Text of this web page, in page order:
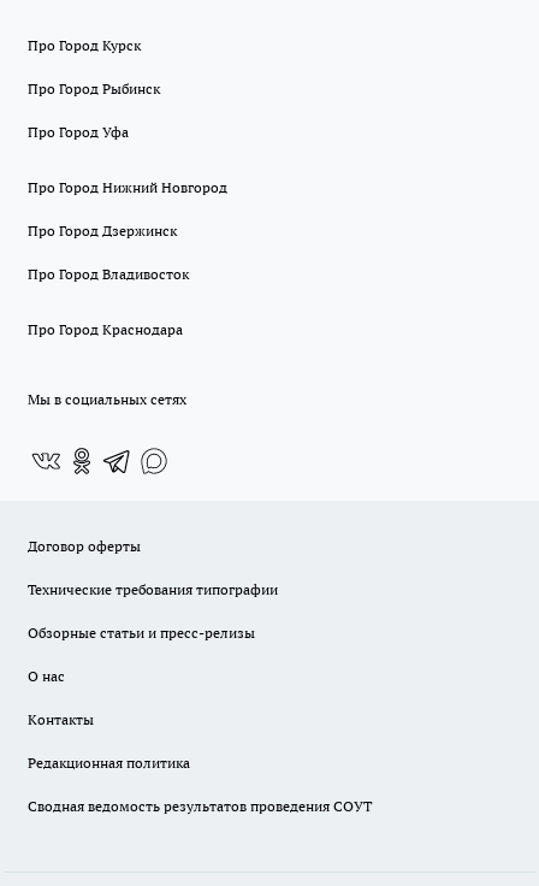
Про Город Курск
Про Город Рыбинск
Про Город Уфа
Про Город Нижний Новгород
Про Город Дзержинск
Про Город Владивосток
Про Город Краснодара
Мы в социальных сетях
Договор оферты
Технические требования типографии
Обзорные статьи и пресс-релизы
О нас
Контакты
Редакционная политика
Сводная ведомость результатов проведения СОУТ